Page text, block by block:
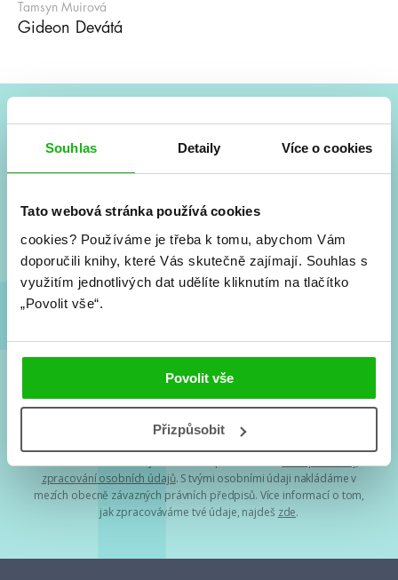
Souhlas Detaily Více o cookies
Tato webová stránka používá cookies
cookies? Používáme je třeba k tomu, abychom Vám
doporučili knihy, které Vás skutečně zajímají. Souhlas s
využitím jednotlivých dat udělíte kliknutím na tlačítko
„Povolit vše“.
Povolit vše
Přizpůsobit
Tamsyn Muirová
Gideon Devátá
#HumbookNews
a seriálové adaptace a další.
zpracování osobních údajů. S tvými osobními údaji nakládáme v
mezích obecně závazných právních předpisů. Více informací o tom,
jak zpracováváme tvé údaje, najdeš zde.